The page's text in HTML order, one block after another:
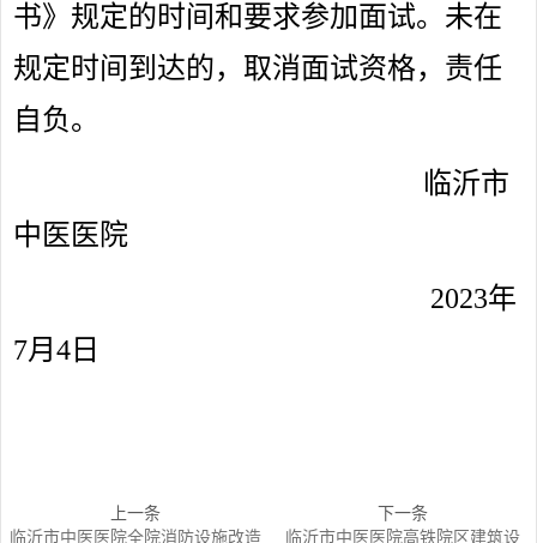
书》规定的时间和要求参加面试。未在
规定时间到达的，取消面试资格，责任
自负。
临沂市
中医医院
2023年
7月4日
上一条
临沂市中医医院全院消防设施改造
下一条
临沂市中医医院高铁院区建筑设